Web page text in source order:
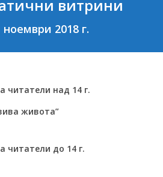
витрини
ноември 2018 г.
читатели над 14 г.
живота”
читатели до 14 г.